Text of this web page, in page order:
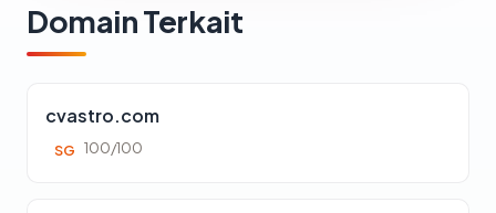
Domain Terkait
cvastro.com
SG 100/100